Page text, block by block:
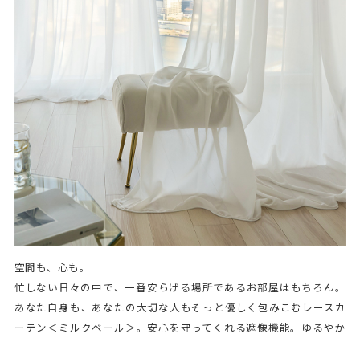
空間も、心も。
忙しない日々の中で、一番安らげる場所であるお部屋はもちろん。
あなた自身も、あなたの大切な人もそっと優しく包みこむレースカ
ーテン＜ミルクベール＞。安心を守ってくれる遮像機能。ゆるやか